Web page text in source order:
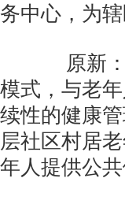
务中心，为
原新：
模式，与老
续性的健康
层社区村居
年人提供公共